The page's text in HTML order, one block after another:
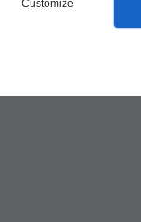
Customize